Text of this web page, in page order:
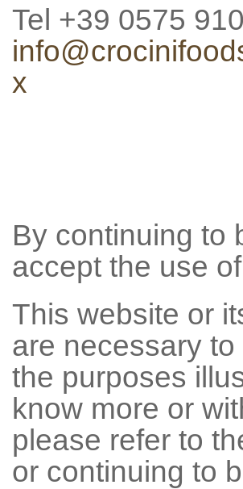
Tel +39 0575
x
By continuing to
accept the use
This website or
are necessary
the purposes
know more or
please refer to
or continuing to